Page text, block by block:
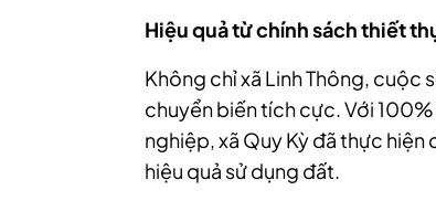
Hiệu quả từ chính sách thiết
Không chỉ xã Linh Thông, cuộc
chuyển biến tích cực. Với
nghiệp, xã Quy Kỳ đã thực
hiệu quả sử dụng đất.